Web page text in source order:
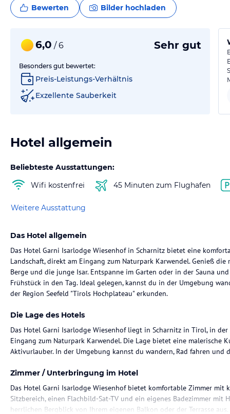
Bewerten Bilder hochladen
6,0 / 6 Sehr gut
Besonders gut bewertet:
Preis-Leistungs-Verhältnis
Exzellente Sauberkeit
Hotel allgemein
Beliebteste Ausstattungen:
Wifi kostenfrei
45 Minuten zum Flughafen
Weitere Ausstattung
Das Hotel allgemein
Das Hotel Garni Isarlodge Wiesenhof in Scharnitz bietet eine
Landschaft, direkt am Eingang zum Naturpark Karwendel. Genieß
Berge und die junge Isar. Entspanne im Garten oder in der Sauna
Frühstück in den Tag. Ideal gelegen, kannst du in der Umgebung
der Region Seefeld "Tirols Hochplateau" erkunden.
Die Lage des Hotels
Das Hotel Garni Isarlodge Wiesenhof liegt in Scharnitz in Tirol, in der
Eingang zum Naturpark Karwendel. Die Lage bietet eine malerische
Aktivurlauber. In der Umgebung kannst du wandern, Rad fahren und
Zimmer / Unterbringung im Hotel
Das Hotel Garni Isarlodge Wiesenhof bietet komfortable Zimmer mit
Sitzbereich, einen Flachbild-Sat-TV und ein eigenes Badezimmer mit
herrlichen Bergblick von Ihrem eigenen Balkon oder der Terrasse aus.